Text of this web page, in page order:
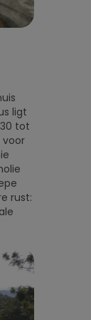
ligt
tot
voor
rust: